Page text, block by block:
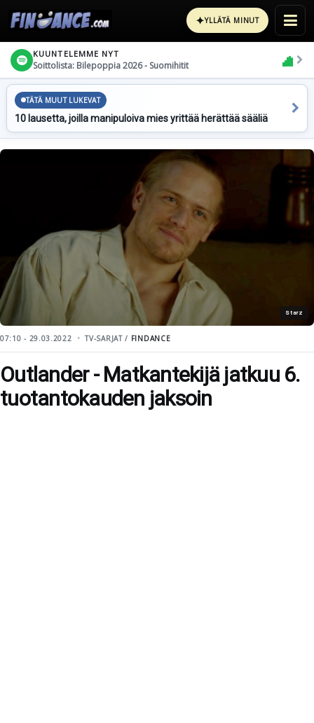
✦YLLÄTÄ MINUT
KUUNTELEMME NYT
Soittolista: Bilepoppia 2026 - Suomihitit
TÄTÄ MUUT LUKEVAT
10 lausetta, joilla manipuloiva mies yrittää herättää sääliä
Starz
07:10 - 29.03.2022 TV-SARJAT / FINDANCE
Outlander - Matkantekijä jatkuu 6.
tuotantokauden jaksoin